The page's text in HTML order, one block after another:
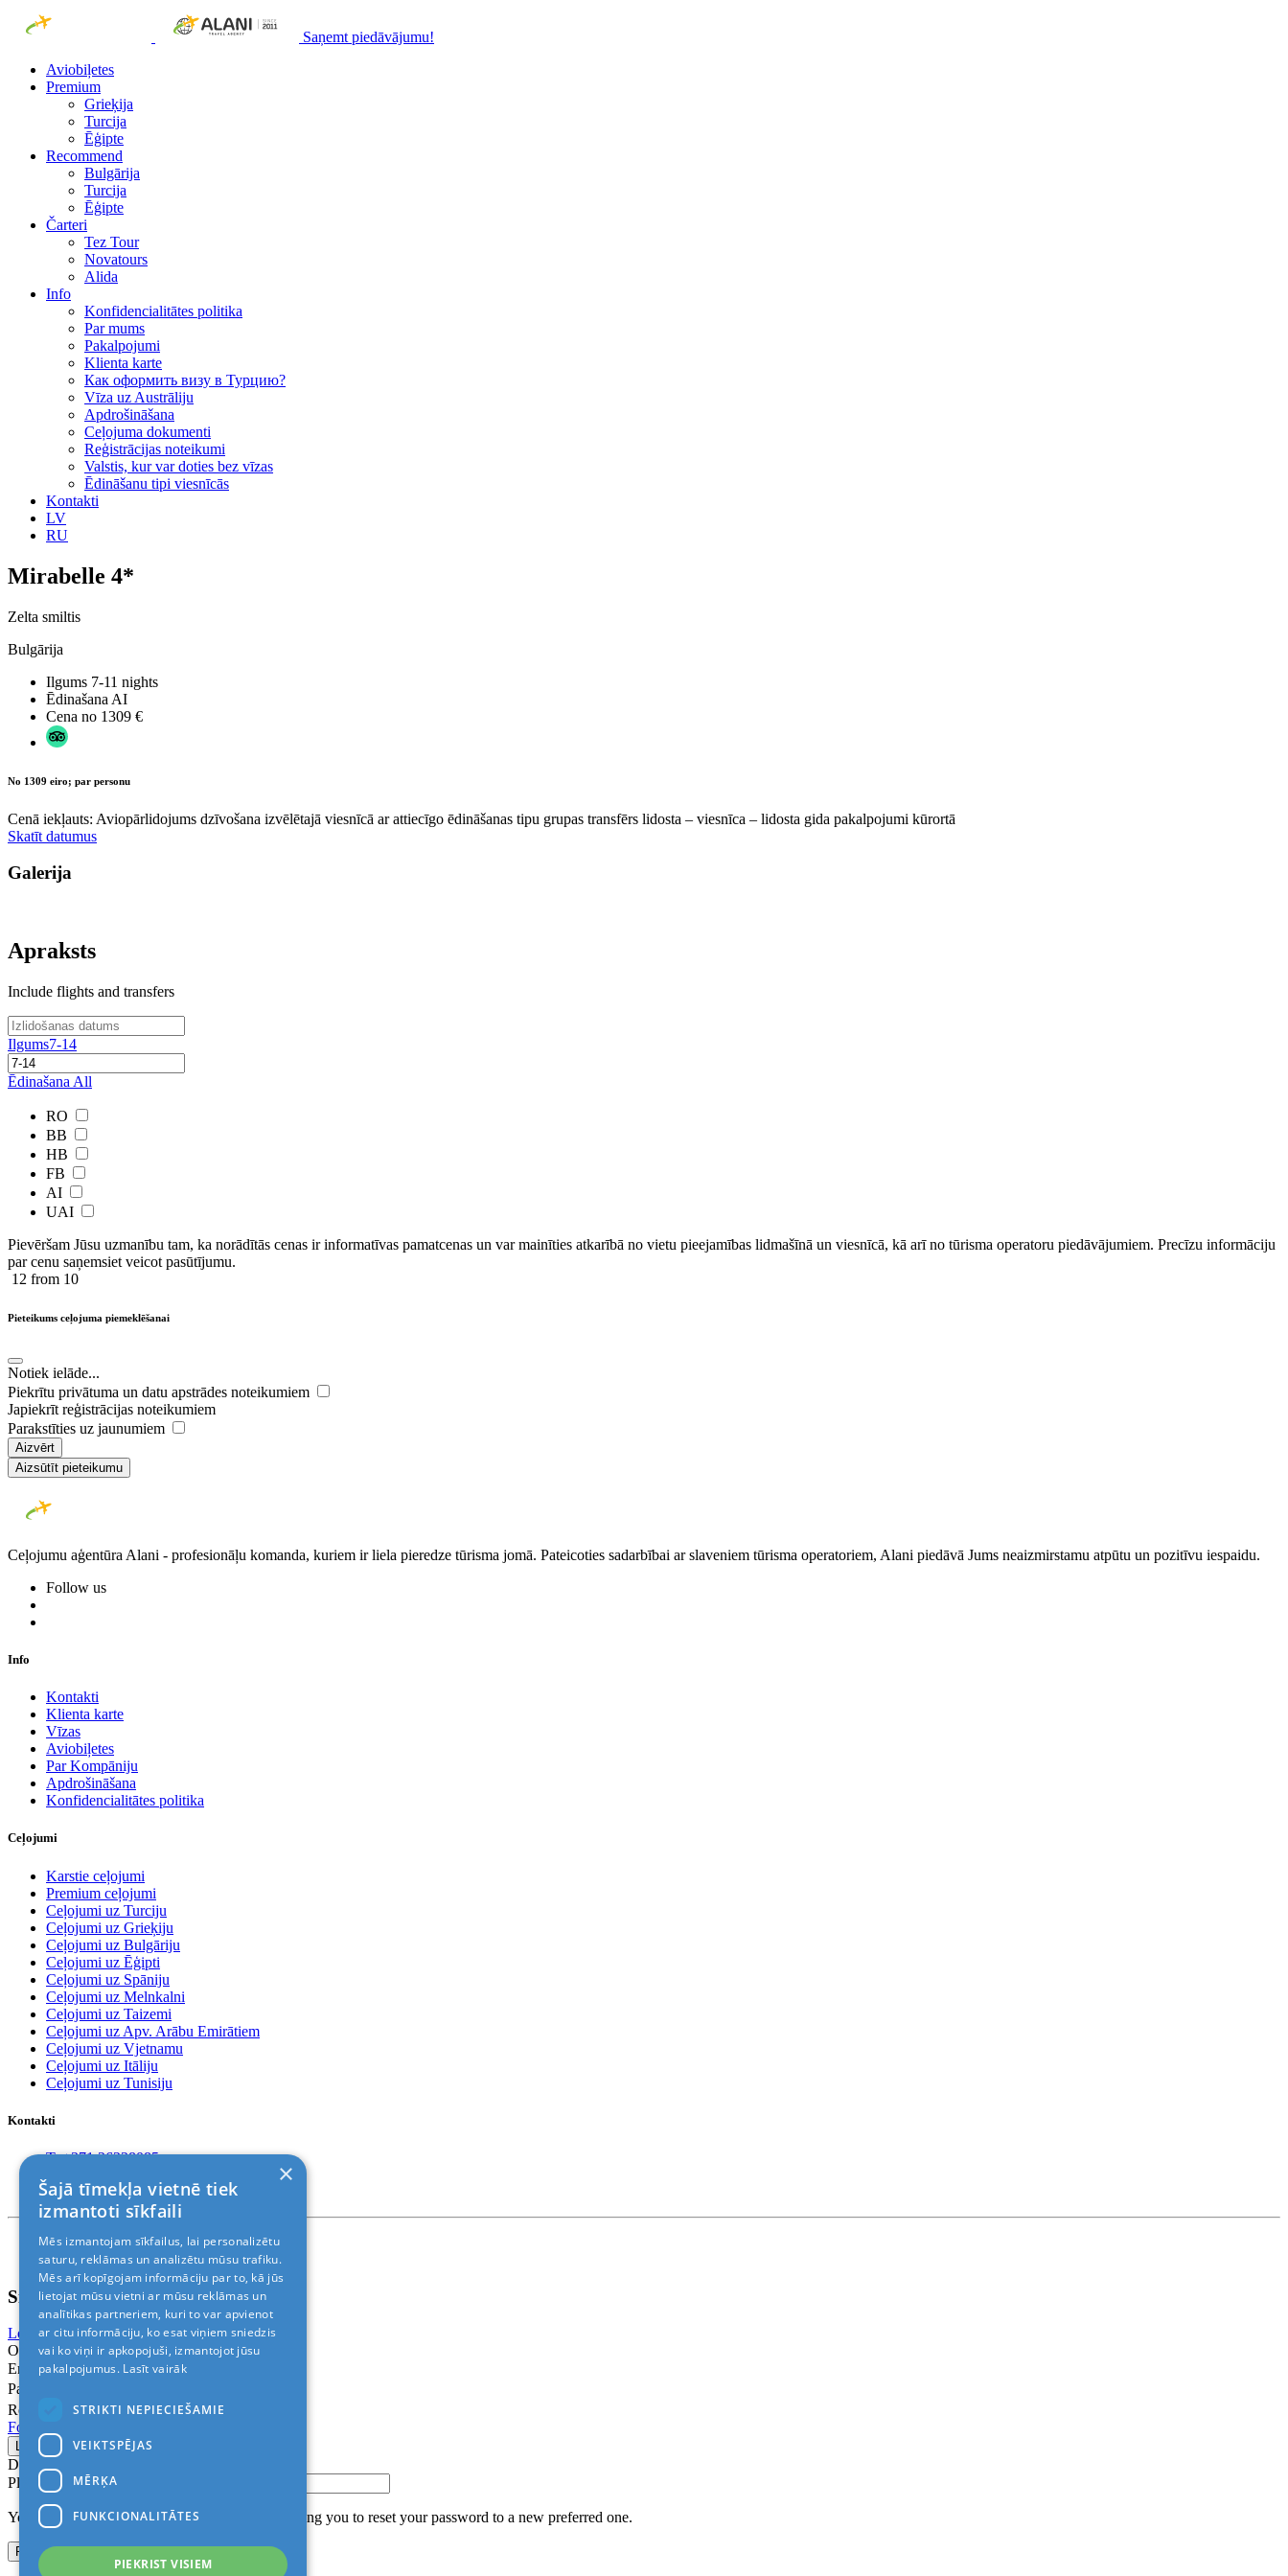
Saņemt piedāvājumu!
Aviobiļetes
Premium
Grieķija
Turcija
Ēģipte
Recommend
Bulgārija
Turcija
Ēģipte
Čarteri
Tez Tour
Novatours
Alida
Info
Konfidencialitātes politika
Par mums
Рakalpojumi
Klienta karte
Как оформить визу в Турцию?
Vīza uz Austrāliju
Apdrošināšana
Ceļojuma dokumenti
Reģistrācijas noteikumi
Valstis, kur var doties bez vīzas
Ēdināšanu tipi viesnīcās
Kontakti
LV
RU
Mirabelle 4*
Zelta smiltis
Bulgārija
Ilgums 7-11 nights
Ēdinašana AI
Cena no 1309 €
No 1309 eiro; par personu
Cenā iekļauts: Aviopārlidojums dzīvošana izvēlētajā viesnīcā ar attiecīgo ēdināšanas tipu grupas transfērs lidosta – viesnīca – lidosta gida pakalpojumi kūrortā
Skatīt datumus
Galerija
Apraksts
Include flights and transfers
Ilgums7-14
Ēdinašana All
RO
BB
HB
FB
AI
UAI
Pievēršam Jūsu uzmanību tam, ka norādītās cenas ir ​informatīvas ​pamatcenas un var mainīties atkarībā ​no ​vietu pieejamības lidmašīnā un viesnīcā, kā arī no tūrisma operatoru piedāvājumiem. Precīzu informāciju
par cenu saņemsiet veicot pasūtījumu.
12 from 10
Pieteikums ceļojuma piemeklēšanai
Notiek ielāde...
Piekrītu privātuma un datu apstrādes noteikumiem
Japiekrīt reģistrācijas noteikumiem
Parakstīties uz jaunumiem
Aizvērt
Aizsūtīt pieteikumu
Ceļojumu aģentūra Alani - profesionāļu komanda, kuriem ir liela pieredze tūrisma jomā. Pateicoties sadarbībai ar slaveniem tūrisma operatoriem, Alani piedāvā Jums neaizmirstamu atpūtu un pozitīvu iespaidu.
Follow us
Info
Kontakti
Klienta karte
Vīzas
Aviobiļetes
Par Kompāniju
Apdrošināšana
Konfidencialitātes politika
Ceļojumi
Karstie ceļojumi
Premium ceļojumi
Ceļojumi uz Turciju
Ceļojumi uz Grieķiju
Ceļojumi uz Bulgāriju
Ceļojumi uz Ēģipti
Ceļojumi uz Spāniju
Ceļojumi uz Melnkalni
Ceļojumi uz Taizemi
Ceļojumi uz Apv. Arābu Emirātiem
Ceļojumi uz Vjetnamu
Ceļojumi uz Itāliju
Ceļojumi uz Tunisiju
Kontakti
T. +371 26228085
Rīga, Kr.Barona 88
Nosacījumi un atrunas
© 2011-2026> «ALANI SIA»
Sign In
Login with Facebook Login with Google
Or
Email
Password
Remember me
Forgot Password?
Don’t have an account?
Please confirm login email below
You will receive an email containing a link allowing you to reset your password to a new preferred one.
×
Šajā tīmekļa vietnē tiek
izmantoti sīkfaili
Mēs izmantojam sīkfailus, lai personalizētu
saturu, reklāmas un analizētu mūsu trafiku.
Mēs arī kopīgojam informāciju par to, kā jūs
lietojat mūsu vietni ar mūsu reklāmas un
analītikas partneriem, kuri to var apvienot
ar citu informāciju, ko esat viņiem sniedzis
vai ko viņi ir apkopojuši, izmantojot jūsu
pakalpojumus. Lasīt vairāk
STRIKTI NEPIECIEŠAMIE
VEIKTSPĒJAS
MĒRĶA
FUNKCIONALITĀTES
PIEKRIST VISIEM